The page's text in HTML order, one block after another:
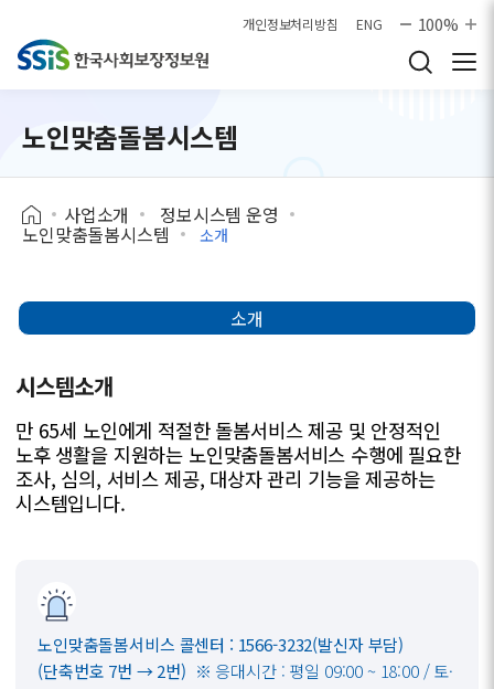
개인정보처리방침 ENG 100%
노인맞춤돌봄시스템
사업소개 정보시스템 운영
노인맞춤돌봄시스템 소개
소개
시스템소개
만 65세 노인에게 적절한 돌봄서비스 제공 및 안정적인
노후 생활을 지원하는 노인맞춤돌봄서비스 수행에 필요한
조사, 심의, 서비스 제공, 대상자 관리 기능을 제공하는
시스템입니다.
노인맞춤돌봄서비스 콜센터 : 1566-3232(발신자 부담)
(단축번호 7번 → 2번) ※ 응대시간 : 평일 09:00 ~ 18:00 / 토·